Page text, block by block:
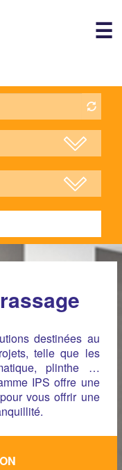
☰
destinées au
telle que les
plinthe …
IPS offre une
vous offrir une